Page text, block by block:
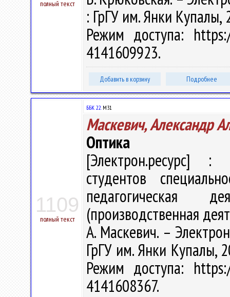
полный текст
: ГрГУ им. Янки Купалы,
Режим доступа:
4141609923.
Добавить в корзину Подробнее
1109
полный текст
ББК 22.М31
Маскевич, Александр
Оптика
[Электрон.ресурс] :
студентов
педагогическая
(производственная
А. Маскевич. –
ГрГУ им. Янки Купалы,
Режим доступа:
4141608367.